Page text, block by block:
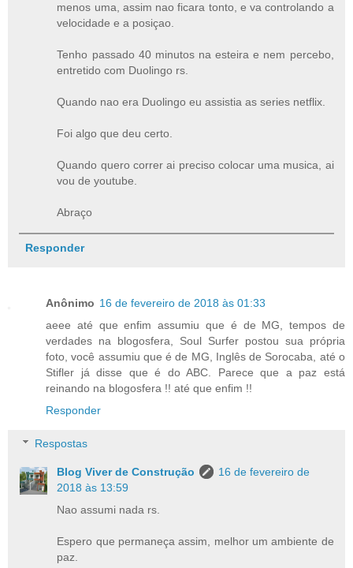
menos uma, assim nao ficara tonto, e va controlando a
velocidade e a posiçao.
Tenho passado 40 minutos na esteira e nem percebo,
entretido com Duolingo rs.
Quando nao era Duolingo eu assistia as series netflix.
Foi algo que deu certo.
Quando quero correr ai preciso colocar uma musica, ai
vou de youtube.
Abraço
Responder
Anônimo 16 de fevereiro de 2018 às 01:33
aeee até que enfim assumiu que é de MG, tempos de
verdades na blogosfera, Soul Surfer postou sua própria
foto, você assumiu que é de MG, Inglês de Sorocaba, até o
Stifler já disse que é do ABC. Parece que a paz está
reinando na blogosfera !! até que enfim !!
Responder
Respostas
Blog Viver de Construção
16 de fevereiro de
2018 às 13:59
Nao assumi nada rs.
Espero que permaneça assim, melhor um ambiente de
paz.